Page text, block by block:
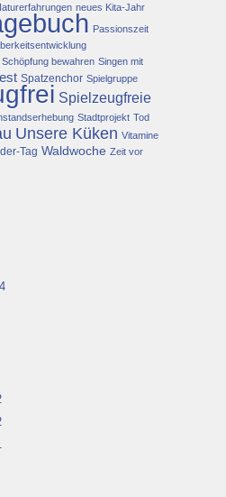
neues Kita-Jahr
Passionszeit
Schöpfung bewahren Singen mit
Spatzenchor Spielgruppe
Spielzeugfreie
Stadtprojekt Tod
Unsere Küken Vitamine
Tag Waldwoche Zeit vor